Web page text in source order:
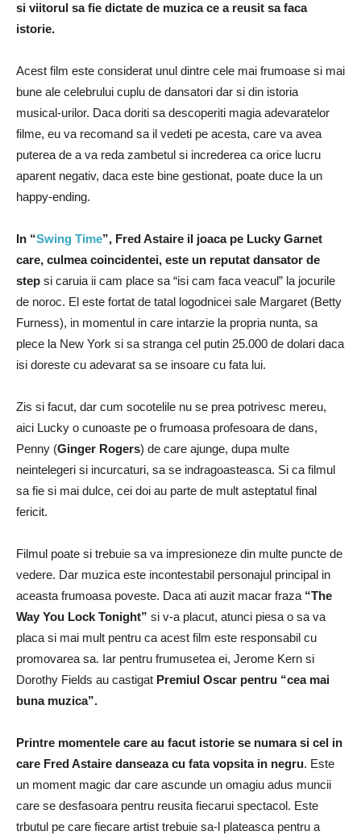
si viitorul sa fie dictate de muzica ce a reusit sa faca
istorie.
Acest film este considerat unul dintre cele mai frumoase si mai
bune ale celebrului cuplu de dansatori dar si din istoria
musical-urilor. Daca doriti sa descoperiti magia adevaratelor
filme, eu va recomand sa il vedeti pe acesta, care va avea
puterea de a va reda zambetul si increderea ca orice lucru
aparent negativ, daca este bine gestionat, poate duce la un
happy-ending.
In “Swing Time”, Fred Astaire il joaca pe Lucky Garnet
care, culmea coincidentei, este un reputat dansator de
step si caruia ii cam place sa “isi cam faca veacul” la jocurile
de noroc. El este fortat de tatal logodnicei sale Margaret (Betty
Furness), in momentul in care intarzie la propria nunta, sa
plece la New York si sa stranga cel putin 25.000 de dolari daca
isi doreste cu adevarat sa se insoare cu fata lui.
Zis si facut, dar cum socotelile nu se prea potrivesc mereu,
aici Lucky o cunoaste pe o frumoasa profesoara de dans,
Penny (Ginger Rogers) de care ajunge, dupa multe
neintelegeri si incurcaturi, sa se indragoasteasca. Si ca filmul
sa fie si mai dulce, cei doi au parte de mult asteptatul final
fericit.
Filmul poate si trebuie sa va impresioneze din multe puncte de
vedere. Dar muzica este incontestabil personajul principal in
aceasta frumoasa poveste. Daca ati auzit macar fraza “The
Way You Lock Tonight” si v-a placut, atunci piesa o sa va
placa si mai mult pentru ca acest film este responsabil cu
promovarea sa. Iar pentru frumusetea ei, Jerome Kern si
Dorothy Fields au castigat Premiul Oscar pentru “cea mai
buna muzica”.
Printre momentele care au facut istorie se numara si cel in
care Fred Astaire danseaza cu fata vopsita in negru. Este
un moment magic dar care ascunde un omagiu adus muncii
care se desfasoara pentru reusita fiecarui spectacol. Este
trbutul pe care fiecare artist trebuie sa-l plateasca pentru a